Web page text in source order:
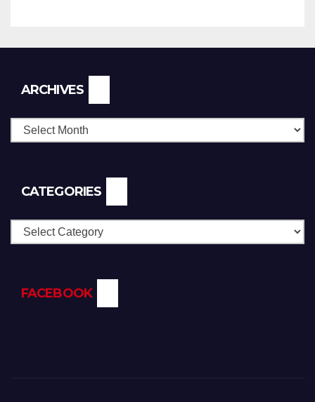
ARCHIVES
CATEGORIES
Categories
FACEBOOK